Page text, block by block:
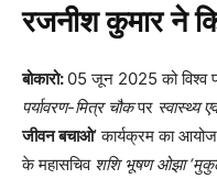
रजनीश कुमार ने
बोकारो: 05 जून 2025 को विश्व
पर्यावरण-मित्र चौकपर स्वास्थ्य
जीवन बचाओ’ कार्यक्रम का
के महासचिव शशि भूषण ओझा